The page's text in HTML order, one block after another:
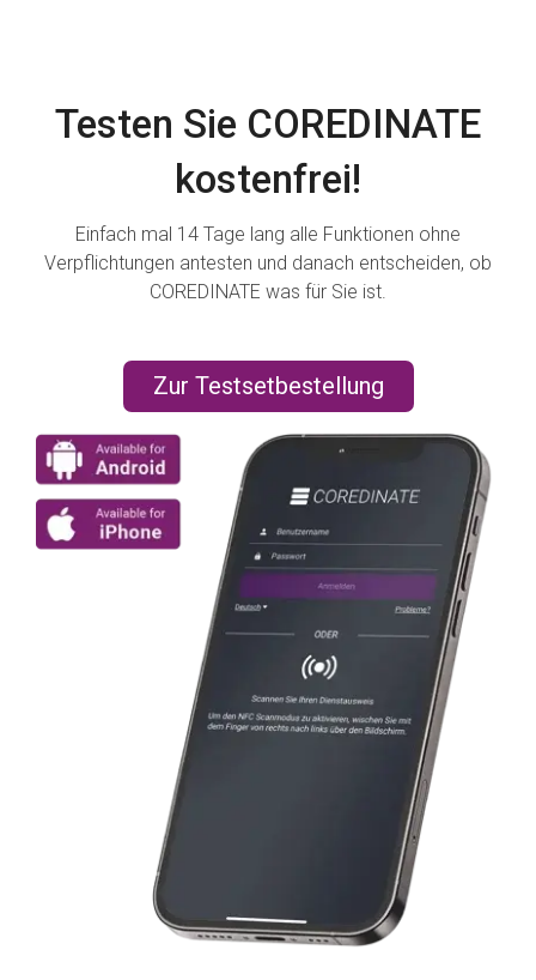
Testen Sie COREDINATE
kostenfrei!
Einfach mal 14 Tage lang alle Funktionen ohne
Verpflichtungen antesten und danach entscheiden, ob
COREDINATE was für Sie ist.
Zur Testsetbestellung